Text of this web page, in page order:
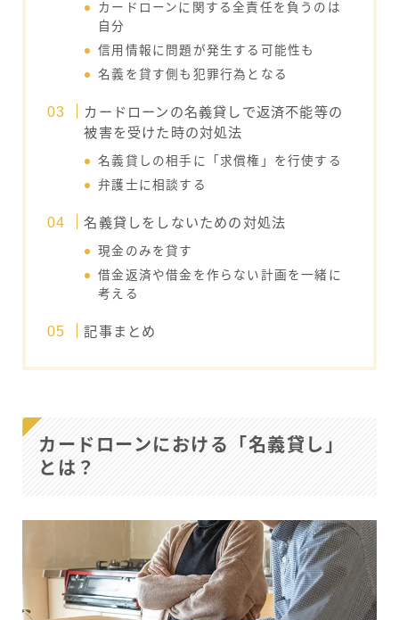
カードローンに関する全責任を負うのは
自分
信用情報に問題が発生する可能性も
名義を貸す側も犯罪行為となる
カードローンの名義貸しで返済不能等の
被害を受けた時の対処法
名義貸しの相手に「求償権」を行使する
弁護士に相談する
名義貸しをしないための対処法
現金のみを貸す
借金返済や借金を作らない計画を一緒に
考える
記事まとめ
カードローンにおける「名義貸し」
とは？